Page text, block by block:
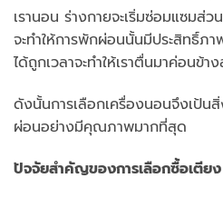
เรานอน ร่างกายจะเริ่มซ่อมแซมส่
จะทำให้การพักผ่อนนั้นมีประสิทธิ์ภ
ได้ถูกเวลาจะทำให้เราตื่นมาค่อนข้า
ดังนั้นการเลือกเครื่องนอนจึงเป้น
ผ่อนอย่างมีคุณภาพมากที่สุด
ปัจจัยสำคัญของการเลือกซื้อเตียง